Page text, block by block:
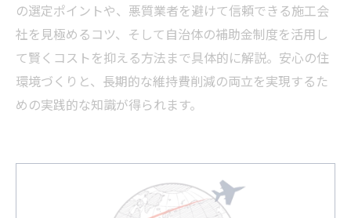
の選定ポイントや、悪質業者を避けて信頼できる施工会
社を見極めるコツ、そして自治体の補助金制度を活用し
て賢くコストを抑える方法まで具体的に解説。安心の住
環境づくりと、長期的な維持費削減の両立を実現するた
めの実践的な知識が得られます。